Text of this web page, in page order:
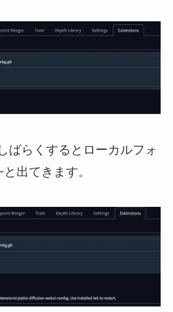
ばらくするとローカルフォ
出てきます。